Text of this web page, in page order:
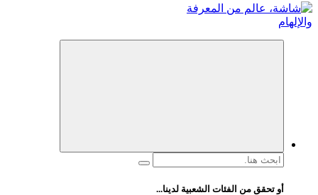
البحث
أو تحقق من الفئات الشعبية لدينا...